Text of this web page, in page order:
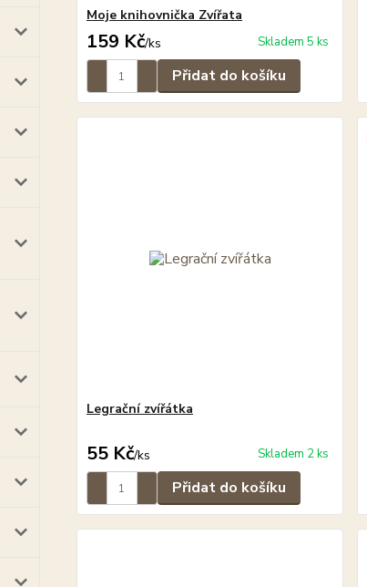
Moje knihovnička Zvířata
159 Kč/ks Skladem 5 ks
Přidat do košíku
Legrační zvířátka
55 Kč/ks Skladem 2 ks
Přidat do košíku